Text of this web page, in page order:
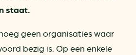
staat.
geen organisaties waar
bezig is. Op een enkele